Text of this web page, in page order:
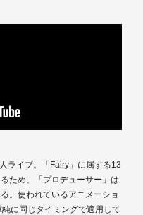
ライブ。「Fairy」に属する13
ため、「プロデューサー」は
。使われているアニメーショ
に同じタイミングで適用して